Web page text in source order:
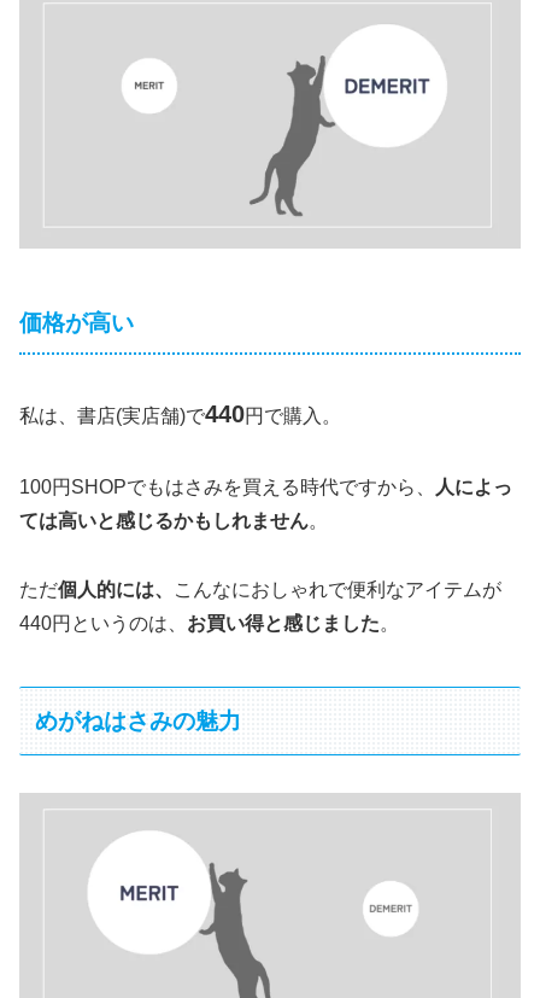
価格が高い
私は、書店(実店舗)で440円で購入。
100円SHOPでもはさみを買える時代ですから、
人によっ
ては高いと感じるかもしれません。
ただ個人的には、
こんなにおしゃれで便利なアイテムが
440円というのは、 お買い得と感じました。
めがねはさみの魅力